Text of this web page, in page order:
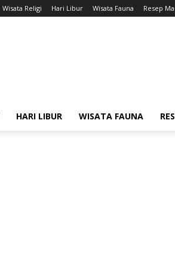
Wisata Religi Hari Libur Wisata Fauna Resep
HARI LIBUR WISATA FAUNA